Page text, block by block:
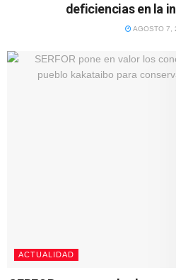
deficiencias en la
AGOSTO 7,
ACTUALIDAD